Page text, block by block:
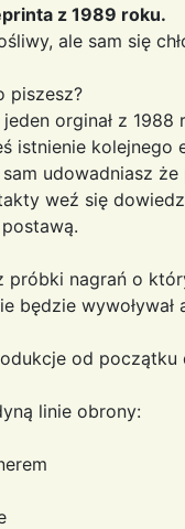
z 1989 roku.
ale sam się
piszesz?
jeden orginał z
istnienie
udowadniasz
weź się
próbki nagrań o
będzie
od początku
linie obrony: